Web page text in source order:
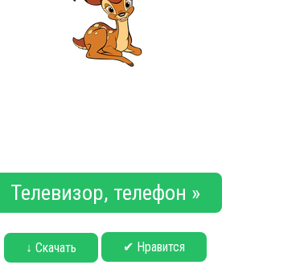
Телевизор, телефон »
↓ Скачать ✔ Нравится